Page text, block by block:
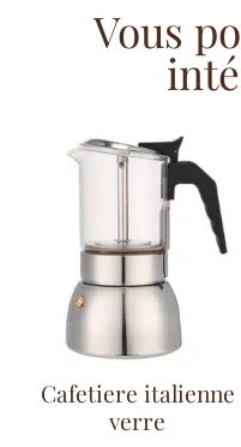
Vous
Cafetiere italienne
verre